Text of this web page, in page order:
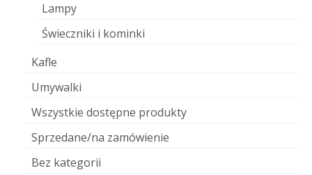
Lampy
Świeczniki i kominki
Kafle
Umywalki
Wszystkie dostępne produkty
Sprzedane/na zamówienie
Bez kategorii